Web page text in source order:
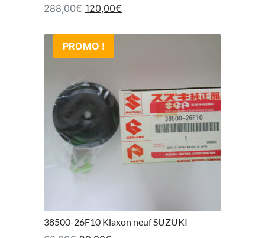
288,00€ Le prix initial était : 288,00€.
120,00€
PROMO !
38500-26F10 Klaxon neuf SUZUKI